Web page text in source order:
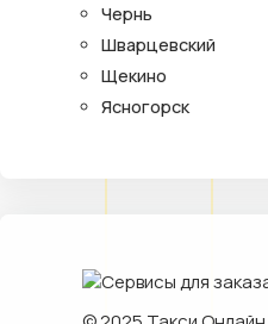
Чернь
Шварцевский
Щекино
Ясногорск